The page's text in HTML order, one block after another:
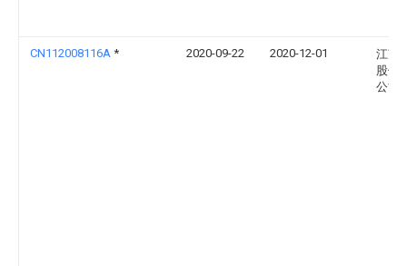
CN112008116A * 2020-09-22 2020-12-01
江苏
股份
公司